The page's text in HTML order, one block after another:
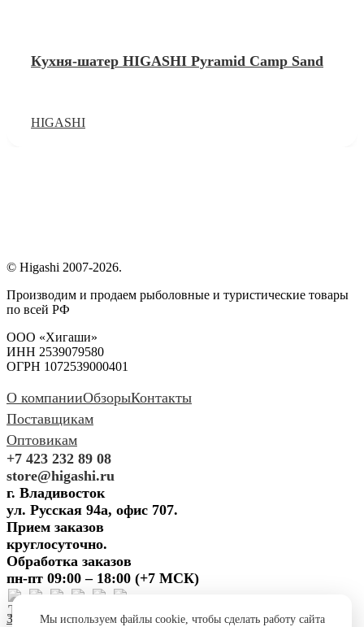
Кухня-шатер HIGASHI Pyramid Camp Sand
HIGASHI
© Higashi 2007-2026.
Производим и продаем рыболовные и туристические товары
по всей РФ
ООО «Хигаши»
ИНН 2539079580
ОГРН 1072539000401
О компанииОбзорыКонтакты
Поставщикам
Оптовикам
+7 423 232 89 08
store@higashi.ru
г. Владивосток
ул. Русская 94а, офис 707.
Прием заказов
круглосуточно.
Обработка заказов
пн-пт 09:00 – 18:00 (+7 МСК)
Задать вопросПредложить
Мы используем файлы cookie, чтобы сделать работу сайта